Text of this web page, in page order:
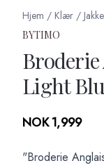
Hjem / Klær /
BYTIMO
Broderie
Light
Produktdetaljer
NOK 1,999
Description
"Broderie